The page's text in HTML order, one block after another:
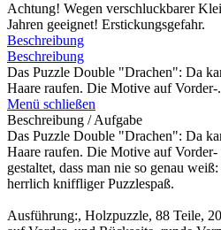
Achtung! Wegen verschluckbarer
Jahren geeignet! Erstickungsgefahr.
Beschreibung
Beschreibung
Das Puzzle Double "Drachen": Da
Haare raufen. Die Motive auf Vorder-
Menü schließen
Beschreibung / Aufgabe
Das Puzzle Double "Drachen": Da
Haare raufen. Die Motive auf
gestaltet, dass man nie so genau
herrlich kniffliger Puzzlespaß.
Ausführung:, Holzpuzzle, 88 Teile,